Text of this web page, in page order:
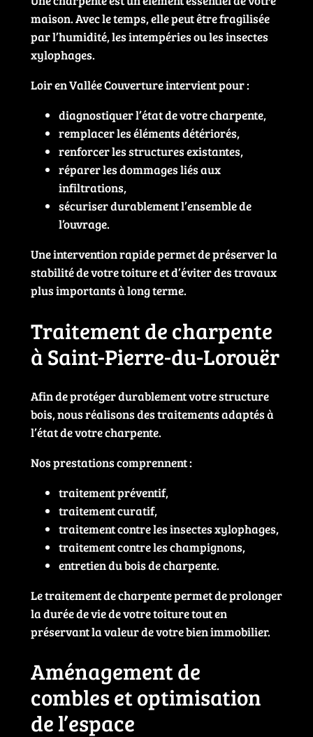
maison. Avec le temps, elle peut être fragilisée
par l’humidité, les intempéries ou les insectes
xylophages.
Loir en Vallée Couverture intervient pour :
diagnostiquer l’état de votre charpente,
remplacer les éléments détériorés,
renforcer les structures existantes,
réparer les dommages liés aux
infiltrations,
sécuriser durablement l’ensemble de
l’ouvrage.
Une intervention rapide permet de préserver la
stabilité de votre toiture et d’éviter des travaux
plus importants à long terme.
Traitement de charpente
à Saint-Pierre-du-Lorouër
Afin de protéger durablement votre structure
bois, nous réalisons des traitements adaptés à
l’état de votre charpente.
Nos prestations comprennent :
traitement préventif,
traitement curatif,
traitement contre les insectes xylophages,
traitement contre les champignons,
entretien du bois de charpente.
Le traitement de charpente permet de prolonger
la durée de vie de votre toiture tout en
préservant la valeur de votre bien immobilier.
Aménagement de
combles et optimisation
de l’espace